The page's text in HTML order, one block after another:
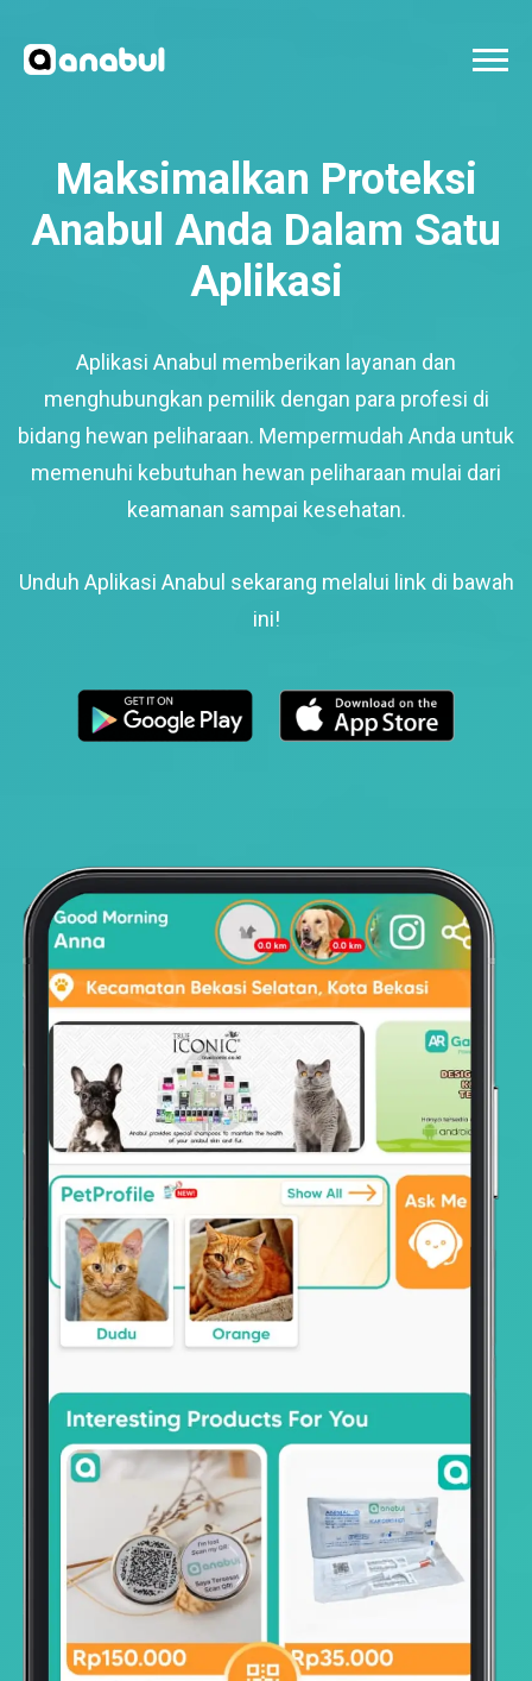
Maksimalkan Proteksi
Anabul Anda Dalam Satu
Aplikasi
Aplikasi Anabul memberikan layanan dan
menghubungkan pemilik dengan para profesi di
bidang hewan peliharaan. Mempermudah Anda untuk
memenuhi kebutuhan hewan peliharaan mulai dari
keamanan sampai kesehatan.
Unduh Aplikasi Anabul sekarang melalui link di bawah
ini!